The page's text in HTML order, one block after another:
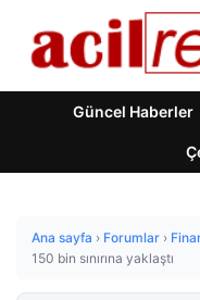
Güncel Haberler
Ana sayfa › Forumlar ›
150 bin sınırına yaklaştı